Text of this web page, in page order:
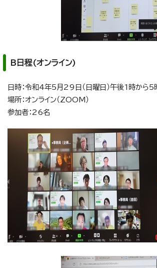
B日程(オンライン)
日時：令和4年5月29日（日曜日）午後1時から5
場所：オンライン（ZOOM）
参加者：26名